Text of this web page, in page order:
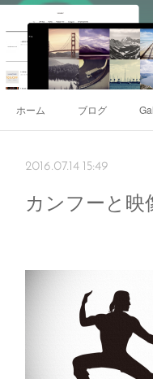
ホーム ブログ
2016.07.14 15:49
カンフーと映